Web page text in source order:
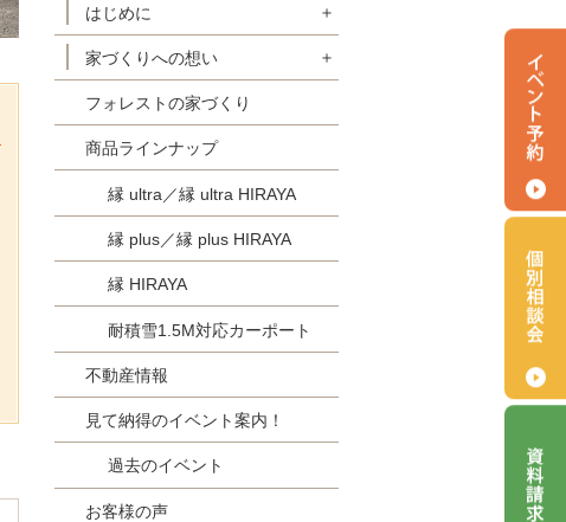
はじめに
初めての方へ
【定価制】 明朗会計FOREST
スタイル
選ばれる『８つ』の理由
家づくりの流れ
フォレスト × SDGs
家づくりへの想い
FORESTの家-理念
FORESTの家-フェアプライス
FORESTの家-地盤保証
FORESTの家-住宅保証とアフ
ターサービス
フォレストの家づくり
商品ラインナップ
縁 ultra／縁 ultra HIRAYA
縁 plus／縁 plus HIRAYA
縁 HIRAYA
耐積雪1.5M対応カーポート
不動産情報
見て納得のイベント案内！
過去のイベント
お客様の声